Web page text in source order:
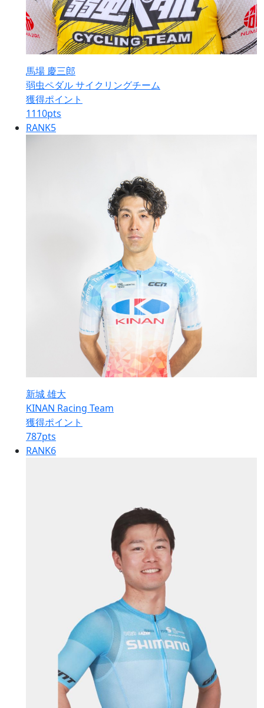
馬場 慶三郎
弱虫ペダル サイクリングチーム
獲得ポイント
1110pts
RANK5
新城 雄大
KINAN Racing Team
獲得ポイント
787pts
RANK6